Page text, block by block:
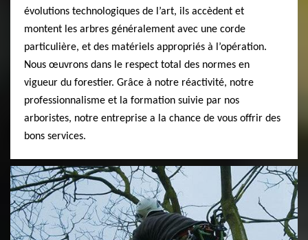
évolutions technologiques de l’art, ils accèdent et
montent les arbres généralement avec une corde
particulière, et des matériels appropriés à l’opération.
Nous œuvrons dans le respect total des normes en
vigueur du forestier. Grâce à notre réactivité, notre
professionnalisme et la formation suivie par nos
arboristes, notre entreprise a la chance de vous offrir des
bons services.